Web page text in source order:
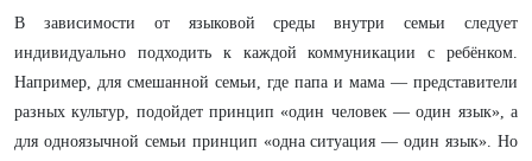
В зависимости от языковой среды внутри семьи следует
индивидуально подходить к каждой коммуникации с ребёнком.
Например, для смешанной семьи, где папа и мама — представители
разных культур, подойдет принцип «один человек — один язык», а
для одноязычной семьи принцип «одна ситуация — один язык». Но